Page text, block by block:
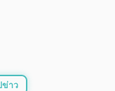
ข่าว